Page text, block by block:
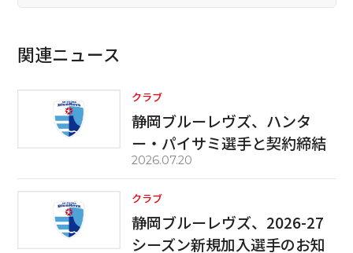
関連ニュース
クラブ
静岡ブルーレヴズ、ハンタ
ー・パイサミ選手と契約締結
2026.07.20
クラブ
静岡ブルーレヴズ、2026-27
シーズン新規加入選手のお知